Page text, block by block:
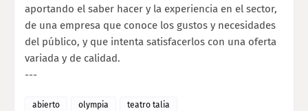
aportando el saber hacer y la experiencia en el sector,
de una empresa que conoce los gustos y necesidades
del público, y que intenta satisfacerlos con una oferta
variada y de calidad.
---
abierto olympia teatro talia